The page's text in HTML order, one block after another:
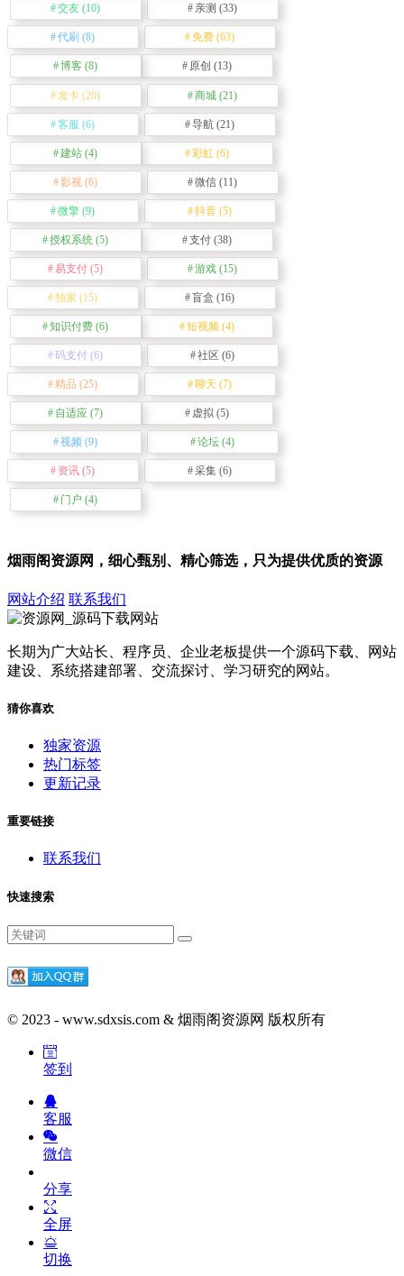
交友 (10) 亲测 (33)
代刷 (8) 免费 (63)
博客 (8) 原创 (13)
发卡 (20) 商城 (21)
客服 (6) 导航 (21)
建站 (4) 彩虹 (6)
影视 (6) 微信 (11)
微擎 (9) 抖音 (5)
授权系统 (5) 支付 (38)
易支付 (5) 游戏 (15)
独家 (15) 盲盒 (16)
知识付费 (6) 短视频 (4)
码支付 (6) 社区 (6)
精品 (25) 聊天 (7)
自适应 (7) 虚拟 (5)
视频 (9) 论坛 (4)
资讯 (5) 采集 (6)
门户 (4)
烟雨阁资源网，细心甄别、精心筛选，只为提供优质的资源
网站介绍 联系我们
长期为广大站长、程序员、企业老板提供一个源码下载、网站
建设、系统搭建部署、交流探讨、学习研究的网站。
猜你喜欢
独家资源
热门标签
更新记录
重要链接
联系我们
快速搜索
© 2023 - www.sdxsis.com & 烟雨阁资源网 版权所有
签到
客服
微信
分享
全屏
切换